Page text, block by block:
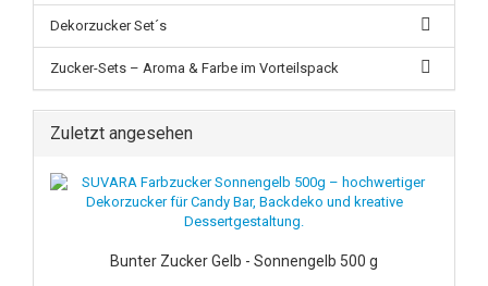
Dekorzucker Set´s
Zucker-Sets – Aroma & Farbe im Vorteilspack
Zuletzt angesehen
Bunter Zucker Gelb - Sonnengelb 500 g